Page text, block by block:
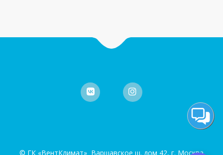
© ГК «ВентКлимат» Варшавское ш. дом 42, г. Москва